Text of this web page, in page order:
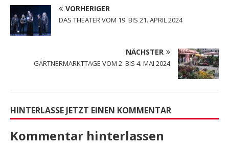
VORHERIGER
DAS THEATER VOM 19. BIS 21. APRIL 2024
NÄCHSTER
GÄRTNERMARKTTAGE VOM 2. BIS 4. MAI 2024
HINTERLASSE JETZT EINEN KOMMENTAR
Kommentar hinterlassen